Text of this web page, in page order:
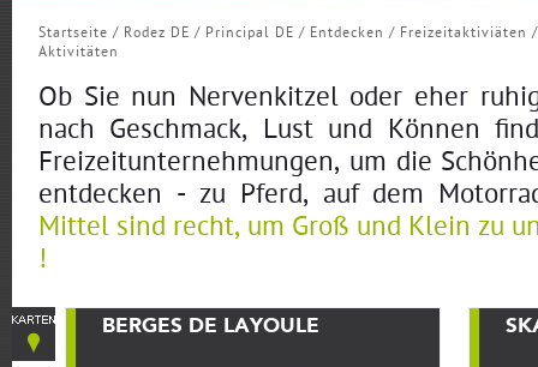
Startseite / Rodez DE / Principal DE / Entdecken / Freizeitaktiviäten /
Aktivitäten
Ob Sie nun Nervenkitzel oder eher
nach Geschmack, Lust und Können
Freizeitunternehmungen, um die
entdecken - zu Pferd, auf dem
Mittel sind recht, um Groß und Klein zu
!
BERGES DE LAYOULE